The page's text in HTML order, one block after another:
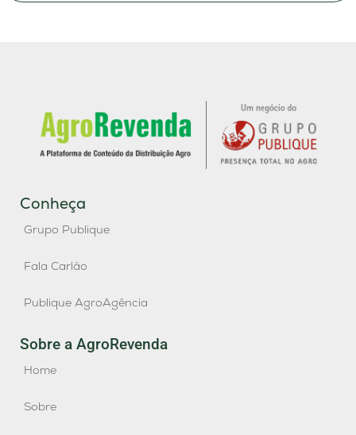
Conheça
Grupo Publique
Fala Carlão
Publique AgroAgência
Sobre a AgroRevenda
Home
Sobre